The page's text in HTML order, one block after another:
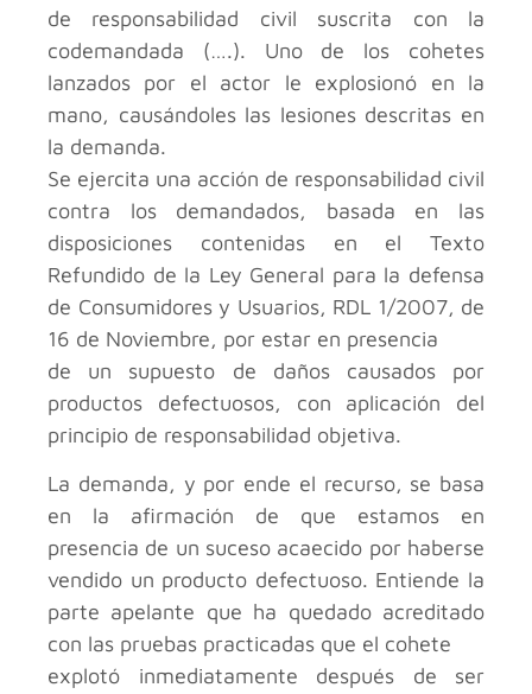
de responsabilidad civil suscrita con la
codemandada (….). Uno de los cohetes
lanzados por el actor le explosionó en la
mano, causándoles las lesiones descritas en
la demanda.
Se ejercita una acción de responsabilidad civil
contra los demandados, basada en las
disposiciones contenidas en el Texto
Refundido de la Ley General para la defensa
de Consumidores y Usuarios, RDL 1/2007, de
16 de Noviembre, por estar en presencia
de un supuesto de daños causados por
productos defectuosos, con aplicación del
principio de responsabilidad objetiva.
La demanda, y por ende el recurso, se basa
en la afirmación de que estamos en
presencia de un suceso acaecido por haberse
vendido un producto defectuoso. Entiende la
parte apelante que ha quedado acreditado
con las pruebas practicadas que el cohete
explotó inmediatamente después de ser